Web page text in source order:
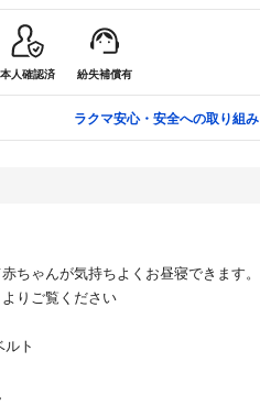
本人確認済 紛失補償有
ラクマ安心・安全への取り組み
ちゃんが気持ちよくお昼寝できます。
りご覧ください
ト